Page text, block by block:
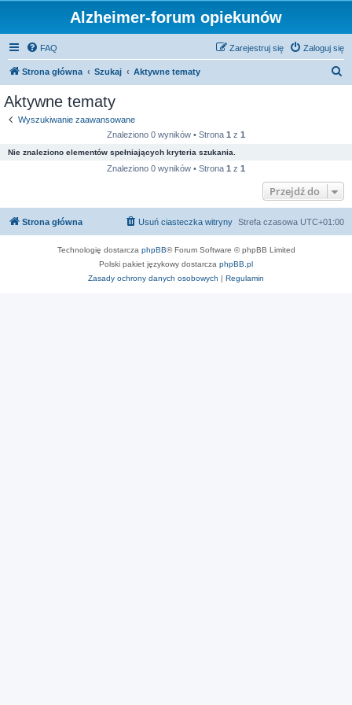
Alzheimer-forum opiekunów
FAQ Zaloguj się
Zarejestruj się
Strona główna Szukaj Aktywne tematy
Aktywne tematy
Wyszukiwanie zaawansowane
Znaleziono 0 wyników • Strona 1 z 1
Nie znaleziono elementów spełniających kryteria szukania.
Znaleziono 0 wyników • Strona 1 z 1
Przejdź do
Strona główna Strefa czasowa UTC+01:00
Usuń ciasteczka witryny
Technologię dostarcza phpBB® Forum Software © phpBB Limited
Polski pakiet językowy dostarcza phpBB.pl
Zasady ochrony danych osobowych | Regulamin